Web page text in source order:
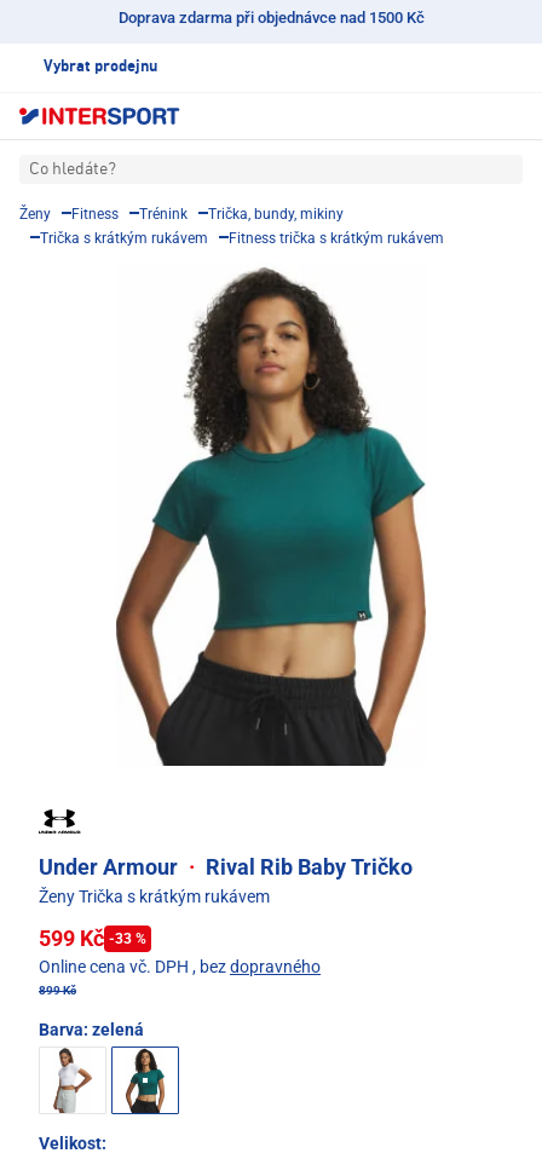
Doprava zdarma při objednávce nad 1500 Kč
Vybrat prodejnu
Co hledáte?
Ženy Fitness Trénink
Trička, bundy, mikiny
Trička s krátkým rukávem
Fitness trička s krátkým rukávem
Under Armour · Rival Rib Baby Tričko
Ženy Trička s krátkým rukávem
599 Kč -33 %
Online cena vč. DPH , bezdopravného
899 Kč
Barva: zelená
Velikost: